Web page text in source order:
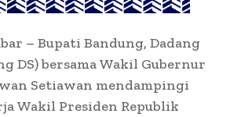
– Bupati Bandung, Dadang
DS) bersama Wakil Gubernur
Setiawan mendampingi
Wakil Presiden Republik